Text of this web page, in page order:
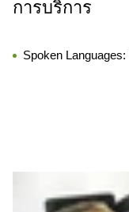
การบริการ
Spoken Languages: